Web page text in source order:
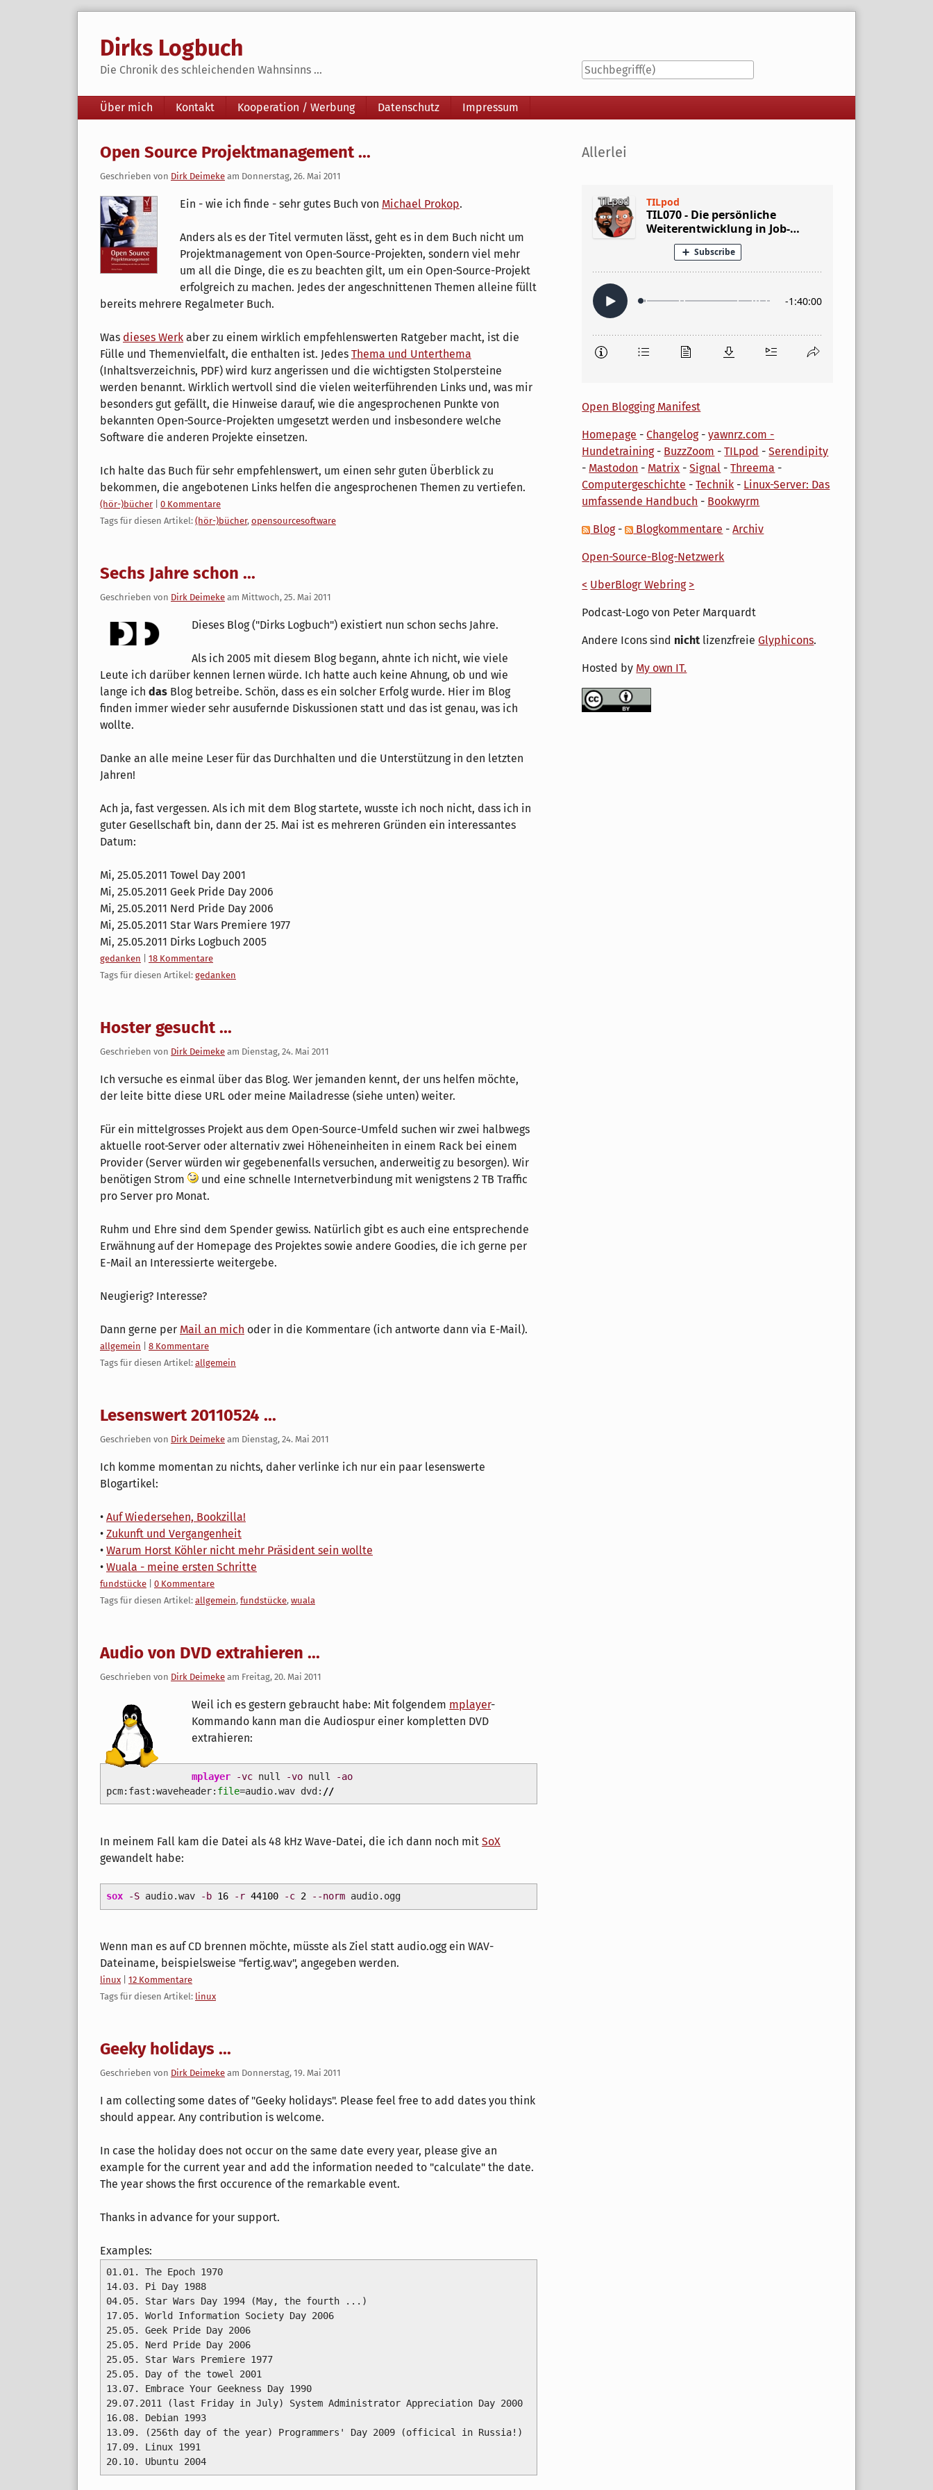
Dirks Logbuch
Die Chronik des schleichenden Wahnsinns ...
Navigation
Über mich Kontakt Kooperation / Werbung Datenschutz Impressum
Open Source Projektmanagement ...
Geschrieben von Dirk Deimeke am Donnerstag, 26. Mai 2011
Ein - wie ich finde - sehr gutes Buch von Michael Prokop.
Anders als es der Titel vermuten lässt, geht es in dem Buch nicht um
Projektmanagement von Open-Source-Projekten, sondern viel mehr
um all die Dinge, die es zu beachten gilt, um ein Open-Source-Projekt
erfolgreich zu machen. Jedes der angeschnittenen Themen alleine füllt
bereits mehrere Regalmeter Buch.
Was dieses Werk aber zu einem wirklich empfehlenswerten Ratgeber macht, ist die
Fülle und Themenvielfalt, die enthalten ist. Jedes Thema und Unterthema
(Inhaltsverzeichnis, PDF) wird kurz angerissen und die wichtigsten Stolpersteine
werden benannt. Wirklich wertvoll sind die vielen weiterführenden Links und, was mir
besonders gut gefällt, die Hinweise darauf, wie die angesprochenen Punkte von
bekannten Open-Source-Projekten umgesetzt werden und insbesondere welche
Software die anderen Projekte einsetzen.
Ich halte das Buch für sehr empfehlenswert, um einen sehr guten Überblick zu
bekommen, die angebotenen Links helfen die angesprochenen Themen zu vertiefen.
Kategorien:
(hör-)bücher
0 Kommentare
Tags für diesen Artikel: (hör-)bücher, opensourcesoftware
Sechs Jahre schon ...
Geschrieben von Dirk Deimeke am Mittwoch, 25. Mai 2011
Dieses Blog ("Dirks Logbuch") existiert nun schon sechs Jahre.
Als ich 2005 mit diesem Blog begann, ahnte ich nicht, wie viele
Leute ich darüber kennen lernen würde. Ich hatte auch keine Ahnung, ob und wie
lange ich das Blog betreibe. Schön, dass es ein solcher Erfolg wurde. Hier im Blog
finden immer wieder sehr ausufernde Diskussionen statt und das ist genau, was ich
wollte.
Danke an alle meine Leser für das Durchhalten und die Unterstützung in den letzten
Jahren!
Ach ja, fast vergessen. Als ich mit dem Blog startete, wusste ich noch nicht, dass ich in
guter Gesellschaft bin, dann der 25. Mai ist es mehreren Gründen ein interessantes
Datum:
Mi, 25.05.2011 Towel Day 2001
Mi, 25.05.2011 Geek Pride Day 2006
Mi, 25.05.2011 Nerd Pride Day 2006
Mi, 25.05.2011 Star Wars Premiere 1977
Mi, 25.05.2011 Dirks Logbuch 2005
Kategorien:
gedanken
18 Kommentare
Tags für diesen Artikel: gedanken
Hoster gesucht ...
Geschrieben von Dirk Deimeke am Dienstag, 24. Mai 2011
Ich versuche es einmal über das Blog. Wer jemanden kennt, der uns helfen möchte,
der leite bitte diese URL oder meine Mailadresse (siehe unten) weiter.
Für ein mittelgrosses Projekt aus dem Open-Source-Umfeld suchen wir zwei halbwegs
aktuelle root-Server oder alternativ zwei Höheneinheiten in einem Rack bei einem
Provider (Server würden wir gegebenenfalls versuchen, anderweitig zu besorgen). Wir
benötigen Strom
und eine schnelle Internetverbindung mit wenigstens 2 TB Traffic
pro Server pro Monat.
Ruhm und Ehre sind dem Spender gewiss. Natürlich gibt es auch eine entsprechende
Erwähnung auf der Homepage des Projektes sowie andere Goodies, die ich gerne per
E-Mail an Interessierte weitergebe.
Neugierig? Interesse?
Dann gerne per Mail an mich oder in die Kommentare (ich antworte dann via E-Mail).
Kategorien:
allgemein
8 Kommentare
Tags für diesen Artikel: allgemein
Lesenswert 20110524 ...
Geschrieben von Dirk Deimeke am Dienstag, 24. Mai 2011
Ich komme momentan zu nichts, daher verlinke ich nur ein paar lesenswerte
Blogartikel:
• Auf Wiedersehen, Bookzilla!
• Zukunft und Vergangenheit
• Warum Horst Köhler nicht mehr Präsident sein wollte
• Wuala - meine ersten Schritte
Kategorien:
fundstücke
0 Kommentare
Tags für diesen Artikel: allgemein, fundstücke, wuala
Audio von DVD extrahieren ...
Geschrieben von Dirk Deimeke am Freitag, 20. Mai 2011
Weil ich es gestern gebraucht habe: Mit folgendem mplayer-
Kommando kann man die Audiospur einer kompletten DVD
extrahieren:
mplayer -vc null -vo null
-ao
pcm:fast:waveheader: file=audio.wav dvd: //
In meinem Fall kam die Datei als 48 kHz Wave-Datei, die ich dann noch mit SoX
gewandelt habe:
sox -Saudio.wav -b 16 -r 44100 -c 2 --normaudio.ogg
Wenn man es auf CD brennen möchte, müsste als Ziel statt audio.ogg ein WAV-
Dateiname, beispielsweise "fertig.wav", angegeben werden.
Kategorien:
linux
12 Kommentare
Tags für diesen Artikel: linux
Geeky holidays ...
Geschrieben von Dirk Deimeke am Donnerstag, 19. Mai 2011
I am collecting some dates of "Geeky holidays". Please feel free to add dates you think
should appear. Any contribution is welcome.
In case the holiday does not occur on the same date every year, please give an
example for the current year and add the information needed to "calculate" the date.
The year shows the first occurence of the remarkable event.
Thanks in advance for your support.
Examples:
01.01. The Epoch 1970
14.03. Pi Day 1988
04.05. Star Wars Day 1994 (May, the fourth ...)
17.05. World Information Society Day 2006
25.05. Geek Pride Day 2006
25.05. Nerd Pride Day 2006
25.05. Star Wars Premiere 1977
25.05. Day of the towel 2001
13.07. Embrace Your Geekness Day 1990
29.07.2011 (last Friday in July) System Administrator Appreciation Day 2000
16.08. Debian 1993
13.09. (256th day of the year) Programmers' Day 2009 (officical in Russia!)
17.09. Linux 1991
20.10. Ubuntu 2004
Seitenleiste
Allerlei
Open Blogging Manifest
Homepage -Changelog-yawnrz.com -
Hundetraining- BuzzZoom -TILpod -Serendipity
- Mastodon - Matrix -Signal -Threema -
Computergeschichte -Technik - Linux-Server: Das
umfassende Handbuch - Bookwyrm
Blog- Blogkommentare -Archiv
Open-Source-Blog-Netzwerk
< UberBlogr Webring >
Podcast-Logo von Peter Marquardt
Andere Icons sind nicht lizenzfreieGlyphicons.
Hosted by My own IT.